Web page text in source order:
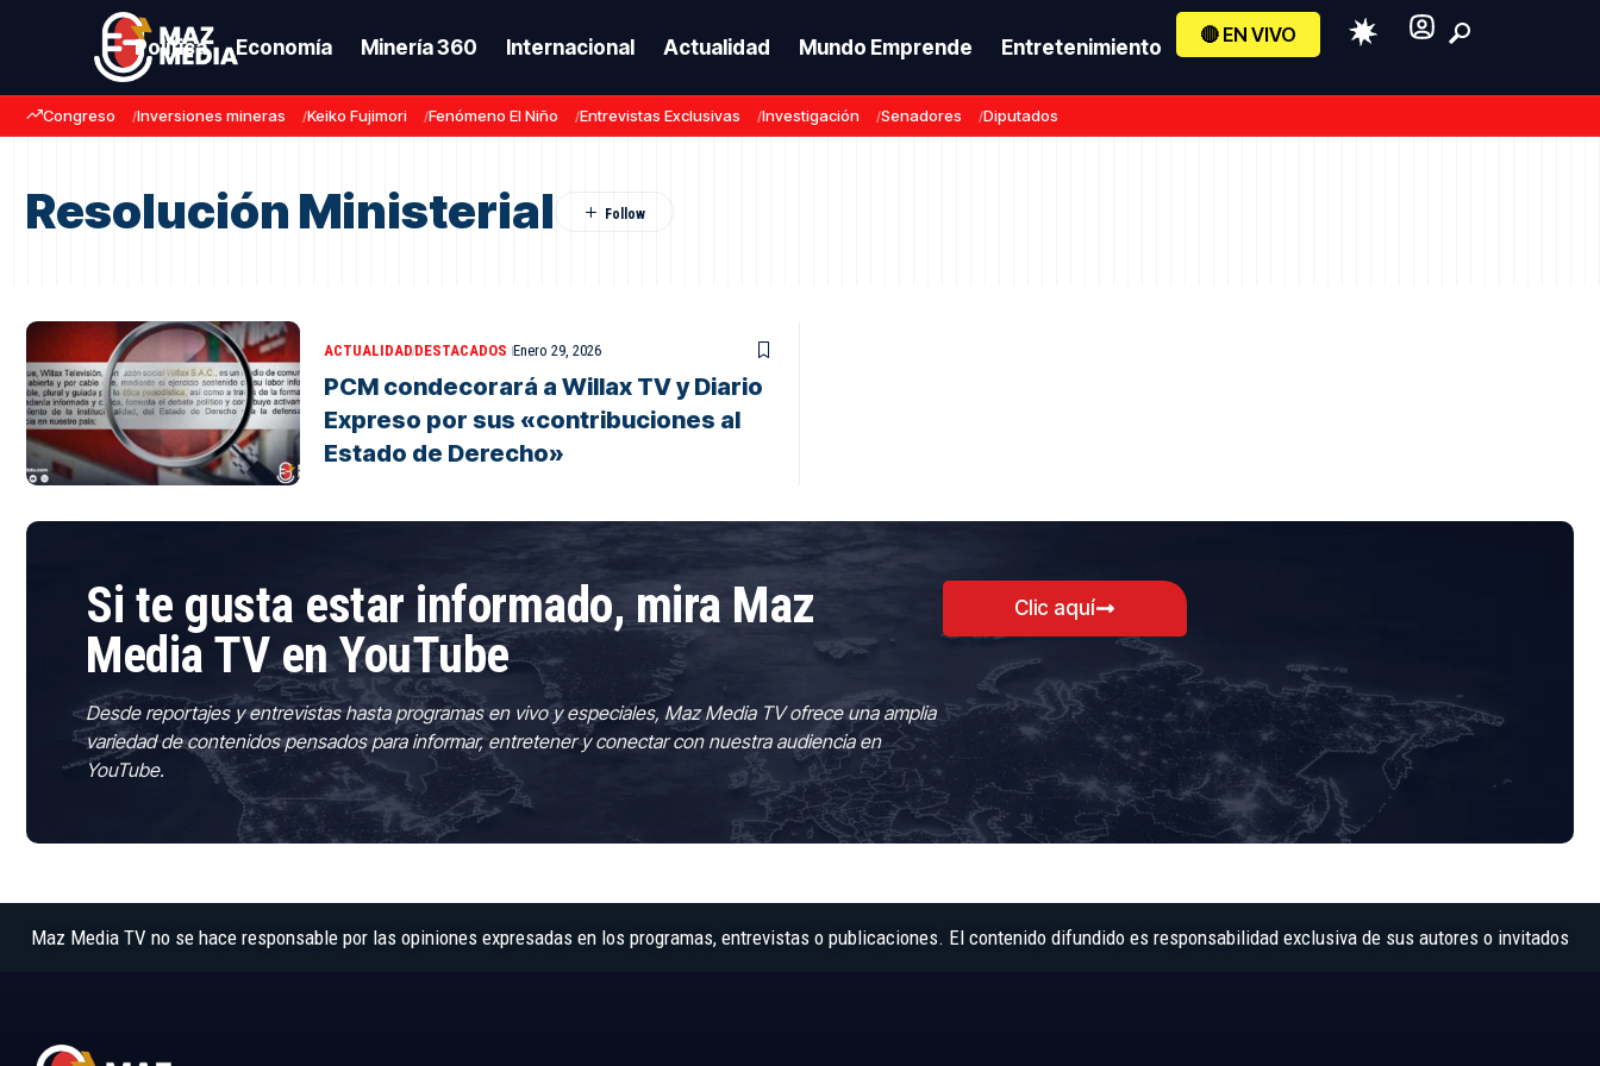
Política Economía Minería 360 Internacional Actualidad Mundo Emprende Entretenimiento
🔴 EN VIVO
Congreso Inversiones mineras Keiko Fujimori Fenómeno El Niño Entrevistas Exclusivas Investigación Senadores Diputados
Resolución Ministerial
ACTUALIDADDESTACADOS Enero 29, 2026
PCM condecorará a Willax TV y Diario
Expreso por sus «contribuciones al
Estado de Derecho»
Si te gusta estar informado, mira Maz
Media TV en YouTube
Desde reportajes y entrevistas hasta programas en vivo y especiales, Maz Media TV ofrece una amplia
variedad de contenidos pensados para informar, entretener y conectar con nuestra audiencia en
YouTube.
Clic aquí
Maz Media TV no se hace responsable por las opiniones expresadas en los programas, entrevistas o publicaciones. El contenido difundido es responsabilidad exclusiva de sus autores o invitados